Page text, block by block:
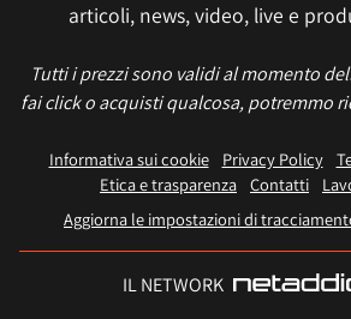
articoli, news, video, live e
Tutti i prezzi sono validi al momento
fai click o acquisti qualcosa, potremmo
Informativa sui cookie Privacy Policy
Etica e trasparenza Contatti
Aggiorna le impostazioni di
IL NETWORK